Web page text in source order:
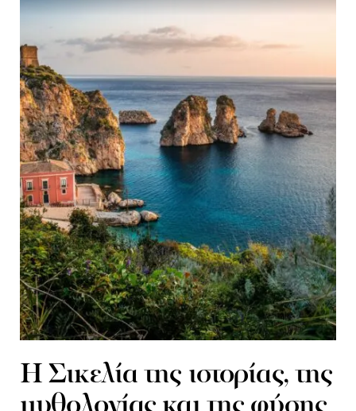
Η Σικελία της ιστορίας, της